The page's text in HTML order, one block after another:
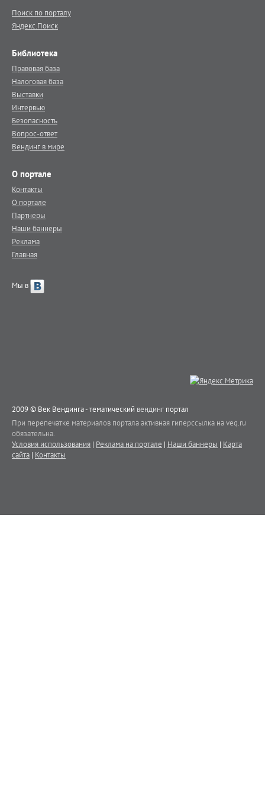
Поиск по порталу
Яндекс.Поиск
Библиотека
Правовая база
Налоговая база
Выставки
Интервью
Безопасность
Вопрос-ответ
Вендинг в мире
О портале
Контакты
О портале
Партнеры
Наши баннеры
Реклама
Главная
Мы в
2009 © Век Вендинга - тематический вендинг портал
При перепечатке материалов портала активная гиперссылка на veq.ru
обязательна.
Условия использования | Реклама на портале | Наши баннеры | Карта
сайта | Контакты